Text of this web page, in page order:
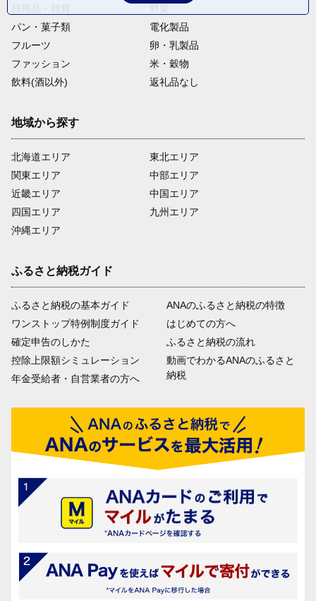
パン・菓子類
電化製品
フルーツ
卵・乳製品
ファッション
米・穀物
飲料(酒以外)
返礼品なし
地域から探す
北海道エリア
関東エリア
近畿エリア
四国エリア
沖縄エリア
東北エリア
中部エリア
中国エリア
九州エリア
ふるさと納税ガイド
ふるさと納税の基本ガイド
ワンストップ特例制度ガイド
確定申告のしかた
控除上限額シミュレーション
年金受給者・自営業者の方へ
ANAのふるさと納税の特徴
はじめての方へ
ふるさと納税の流れ
動画でわかるANAのふるさと
納税